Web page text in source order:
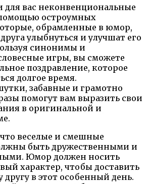
вас неконвенциональные
остроумных
обрамленные в юмор,
улыбнуться и улучшат его
синонимы и
игры, вы сможете
поздравление, которое
долгое время.
забавные и грамотно
помогут вам выразить свои
в оригинальной и
веселые и смешные
быть дружественными и
Юмор должен носить
характер, чтобы доставить
другу в этот особенный день.